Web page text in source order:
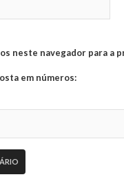
neste navegador para a
em números: